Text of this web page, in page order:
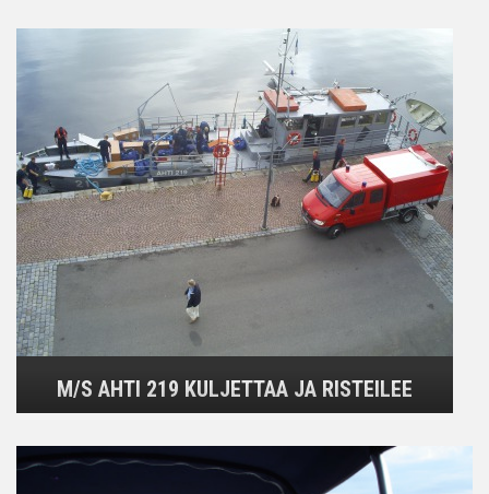
M/S AHTI 219 KULJETTAA JA RISTEILEE